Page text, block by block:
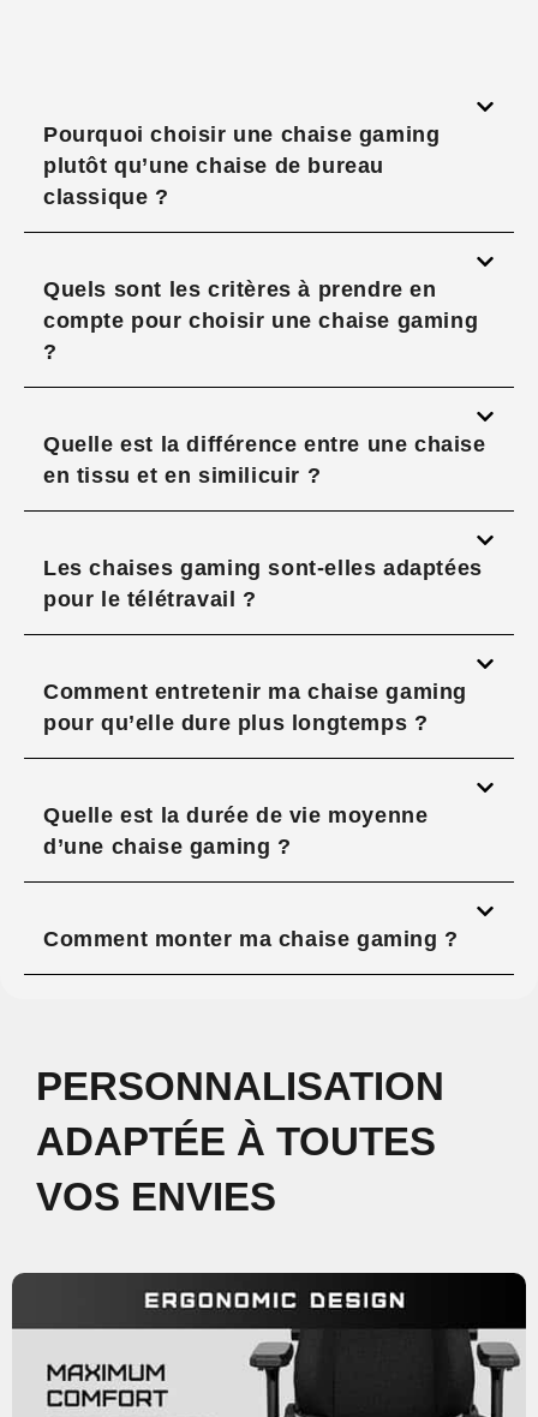
Pourquoi choisir une chaise gaming
plutôt qu’une chaise de bureau
classique ?
Quels sont les critères à prendre en
compte pour choisir une chaise gaming
?
Quelle est la différence entre une chaise
en tissu et en similicuir ?
Les chaises gaming sont-elles adaptées
pour le télétravail ?
Comment entretenir ma chaise gaming
pour qu’elle dure plus longtemps ?
Quelle est la durée de vie moyenne
d’une chaise gaming ?
Comment monter ma chaise gaming ?
PERSONNALISATION
ADAPTÉE À TOUTES
VOS ENVIES